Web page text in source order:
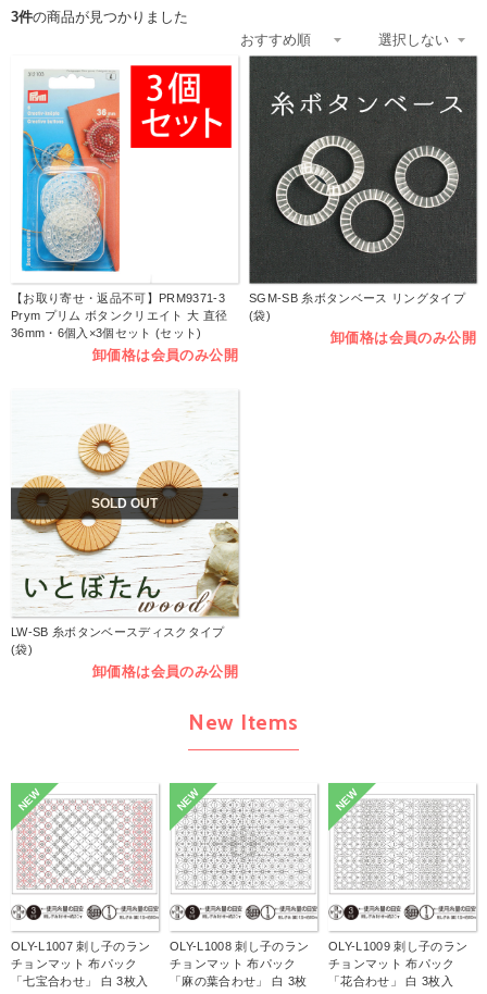
3件の商品が見つかりました
【お取り寄せ・返品不可】PRM9371-3
Prym プリム ボタンクリエイト 大 直径
36mm・6個入×3個セット (セット)
卸価格は会員のみ公開
SGM-SB 糸ボタンベース リングタイプ
(袋)
卸価格は会員のみ公開
SOLD OUT
LW-SB 糸ボタンベースディスクタイプ
(袋)
卸価格は会員のみ公開
New Items
NEW
OLY-L1007 刺し子のラン
チョンマット 布パック
「七宝合わせ」 白 3枚入
NEW
OLY-L1008 刺し子のラン
チョンマット 布パック
「麻の葉合わせ」 白 3枚
NEW
OLY-L1009 刺し子のラン
チョンマット 布パック
「花合わせ」 白 3枚入